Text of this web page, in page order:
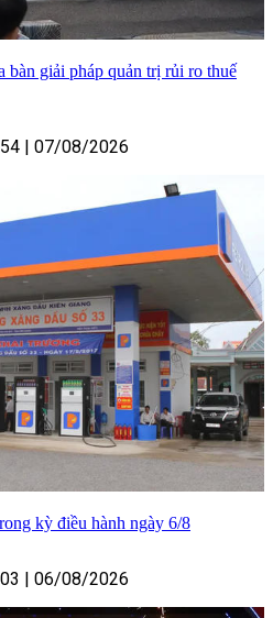
bàn giải pháp quản trị rủi ro thuế
| 07/08/2026
kỳ điều hành ngày 6/8
| 06/08/2026